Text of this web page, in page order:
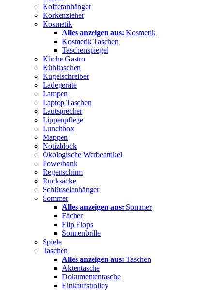
Kofferanhänger
Korkenzieher
Kosmetik
Alles anzeigen aus: Kosmetik
Kosmetik Taschen
Taschenspiegel
Küche Gastro
Kühltaschen
Kugelschreiber
Ladegeräte
Lampen
Laptop Taschen
Lautsprecher
Lippenpflege
Lunchbox
Mappen
Notizblock
Ökologische Werbeartikel
Powerbank
Regenschirm
Rucksäcke
Schlüsselanhänger
Sommer
Alles anzeigen aus: Sommer
Fächer
Flip Flops
Sonnenbrille
Spiele
Taschen
Alles anzeigen aus: Taschen
Aktentasche
Dokumententasche
Einkaufstrolley